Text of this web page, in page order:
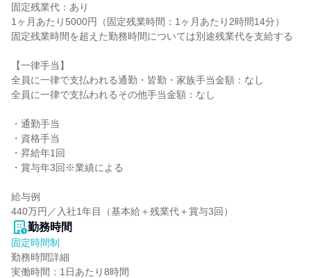
固定残業代：あり
1ヶ月あたり5000円（固定残業時間：1ヶ月あたり2時間14分）
固定残業時間を超えた勤務時間については別途残業代を支給する
【一律手当】
全員に一律で支払われる通勤・皆勤・家族手当金額：なし
全員に一律で支払われるその他手当金額：なし
・通勤⼿当
・資格⼿当
・昇給年1回
・賞与年3回※業績による
給与例
440万円／⼊社1年⽬（基本給＋残業代＋賞与3回）
勤務時間
固定時間制
勤務時間詳細
実働時間：1日あたり8時間